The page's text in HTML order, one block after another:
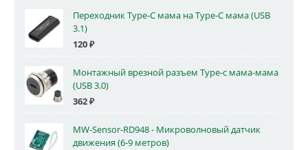
Переходник Type-C мама на Type-C мама (USB
3.1)
120₽
Монтажный врезной разъем Type-c мама-мама
(USB 3.0)
362₽
MW-Sensor-RD948 - Микроволновый датчик
движения (6-9 метров)